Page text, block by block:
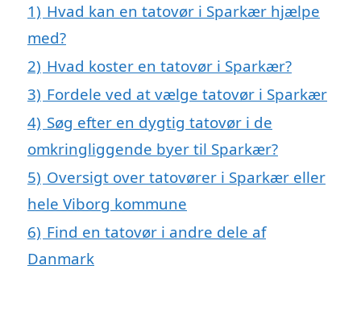
1) Hvad kan en tatovør i Sparkær hjælpe
med?
2) Hvad koster en tatovør i Sparkær?
3) Fordele ved at vælge tatovør i Sparkær
4) Søg efter en dygtig tatovør i de
omkringliggende byer til Sparkær?
5) Oversigt over tatovører i Sparkær eller
hele Viborg kommune
6) Find en tatovør i andre dele af
Danmark